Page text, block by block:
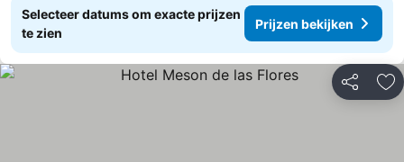
Selecteer datums om exacte prijzen
te zien
Prijzen bekijken
Delen